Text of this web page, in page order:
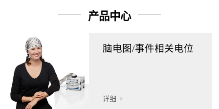
产品中心
脑电图/事件相关电位
详细